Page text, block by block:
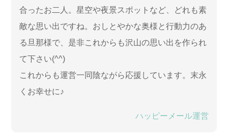
合ったお二人。星空や夜景スポットなど、どれも素
敵な思い出ですね。おしとやかな奥様と行動力のあ
る旦那様で、是非これからも沢山の思い出を作られ
て下さい(^^)
これからも運営一同陰ながら応援しています。末永
くお幸せに♪
ハッピーメール運営